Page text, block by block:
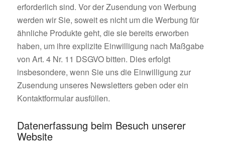
erforderlich sind. Vor der Zusendung von Werbung
werden wir Sie, soweit es nicht um die Werbung für
ähnliche Produkte geht, die sie bereits erworben
haben, um ihre explizite Einwilligung nach Maßgabe
von Art. 4 Nr. 11 DSGVO bitten. Dies erfolgt
insbesondere, wenn Sie uns die Einwilligung zur
Zusendung unseres Newsletters geben oder ein
Kontaktformular ausfüllen.
Datenerfassung beim Besuch unserer
Website